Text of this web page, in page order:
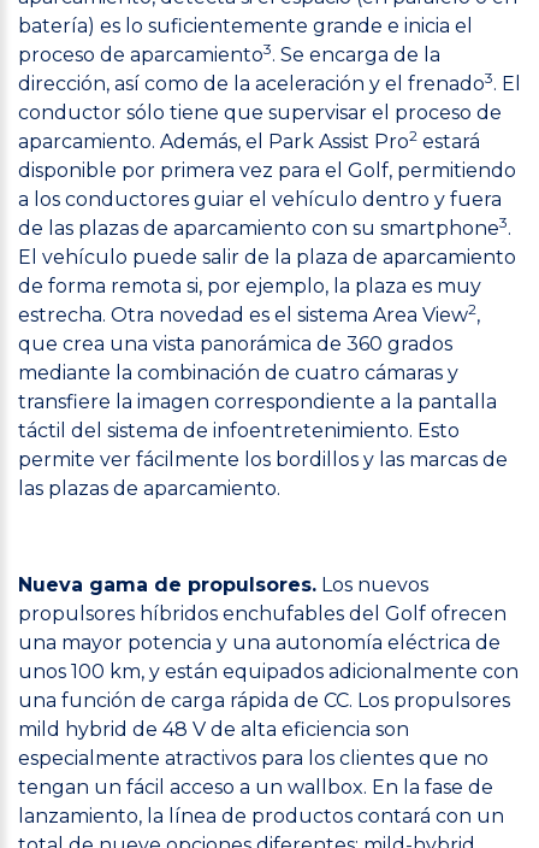
batería) es lo suficientemente grande e inicia el
proceso de aparcamiento3. Se encarga de la
dirección, así como de la aceleración y el frenado3. El
conductor sólo tiene que supervisar el proceso de
aparcamiento. Además, el Park Assist Pro2 estará
disponible por primera vez para el Golf, permitiendo
a los conductores guiar el vehículo dentro y fuera
de las plazas de aparcamiento con su smartphone3.
El vehículo puede salir de la plaza de aparcamiento
de forma remota si, por ejemplo, la plaza es muy
estrecha. Otra novedad es el sistema Area View2,
que crea una vista panorámica de 360 grados
mediante la combinación de cuatro cámaras y
transfiere la imagen correspondiente a la pantalla
táctil del sistema de infoentretenimiento. Esto
permite ver fácilmente los bordillos y las marcas de
las plazas de aparcamiento.
Nueva gama de propulsores. Los nuevos
propulsores híbridos enchufables del Golf ofrecen
una mayor potencia y una autonomía eléctrica de
unos 100 km, y están equipados adicionalmente con
una función de carga rápida de CC. Los propulsores
mild hybrid de 48 V de alta eficiencia son
especialmente atractivos para los clientes que no
tengan un fácil acceso a un wallbox. En la fase de
lanzamiento, la línea de productos contará con un